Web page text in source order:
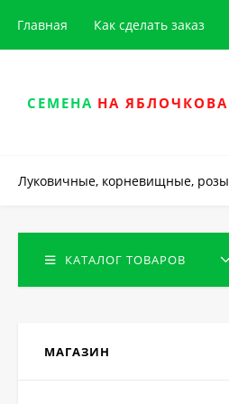
Главная Как сделать заказ
СЕМЕНА НА ЯБЛОЧКОВА
Луковичные, корневищные, розы
КАТАЛОГ ТОВАРОВ
МАГАЗИН